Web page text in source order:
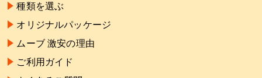
種類を選ぶ
オリジナルパッケージ
ムーブ 激安の理由
ご利用ガイド